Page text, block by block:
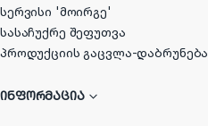
სერვისი 'მოირგე'
სასაჩუქრე შეფუთვა
პროდუქციის გაცვლა-დაბრუნება
ᲘᲜᲤᲝᲠᲛᲐᲪᲘᲐ